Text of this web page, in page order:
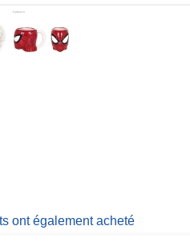
ont également acheté